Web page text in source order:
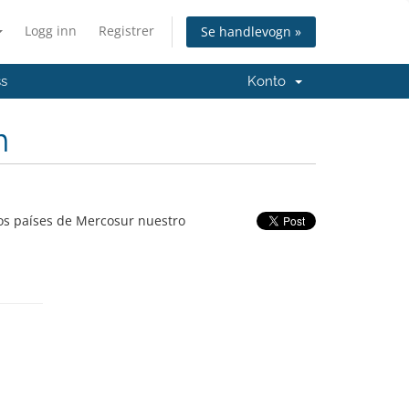
Logg inn Registrer Se handlevogn »
Konto
países de Mercosur nuestro